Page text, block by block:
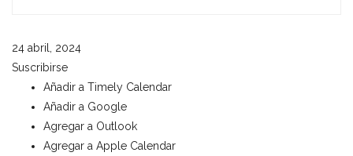
24 abril, 2024
Suscribirse
Añadir a Timely Calendar
Añadir a Google
Agregar a Outlook
Agregar a Apple Calendar